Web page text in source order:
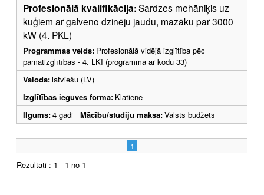
Profesionālā kvalifikācija:Sardzes mehāniķis uz
kuģiem ar galveno dzinēju jaudu, mazāku par 3000
kW (4. PKL)
Programmas veids: Profesionālā vidējā izglītība pēc
pamatizglītības - 4. LKI (programma ar kodu 33)
Valoda:latviešu (LV)
Izglītības ieguves forma: Klātiene
Ilgums:4 gadi Mācību/studiju maksa:Valsts budžets
1
Rezultāti : 1 - 1 no 1